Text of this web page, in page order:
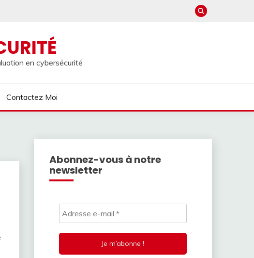
en cybersécurité
Contactez Moi
Abonnez-vous à notre
newsletter